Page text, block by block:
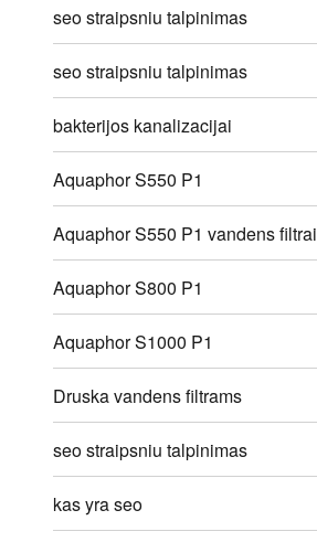
seo straipsniu talpinimas
seo straipsniu talpinimas
bakterijos kanalizacijai
Aquaphor S550 P1
Aquaphor S550 P1 vandens filtrai
Aquaphor S800 P1
Aquaphor S1000 P1
Druska vandens filtrams
seo straipsniu talpinimas
kas yra seo